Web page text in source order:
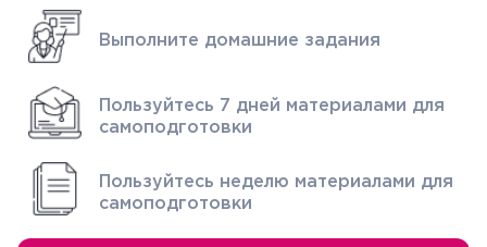
Выполните домашние задания
Пользуйтесь 7 дней материалами для
самоподготовки
Пользуйтесь неделю материалами для
самоподготовки